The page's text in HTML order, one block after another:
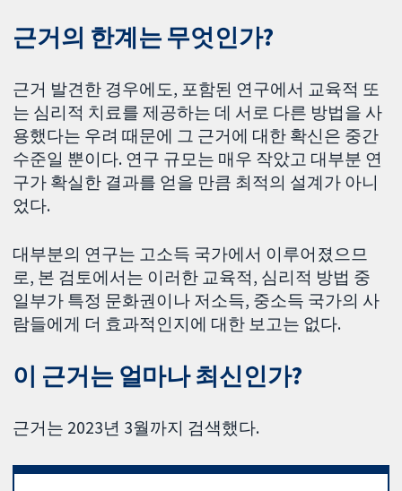
근거의 한계는 무엇인가?
근거 발견한 경우에도, 포함된 연구에서 교육적 또
는 심리적 치료를 제공하는 데 서로 다른 방법을 사
용했다는 우려 때문에 그 근거에 대한 확신은 중간
수준일 뿐이다. 연구 규모는 매우 작았고 대부분 연
구가 확실한 결과를 얻을 만큼 최적의 설계가 아니
었다.
대부분의 연구는 고소득 국가에서 이루어졌으므
로, 본 검토에서는 이러한 교육적, 심리적 방법 중
일부가 특정 문화권이나 저소득, 중소득 국가의 사
람들에게 더 효과적인지에 대한 보고는 없다.
이 근거는 얼마나 최신인가?
근거는 2023년 3월까지 검색했다.